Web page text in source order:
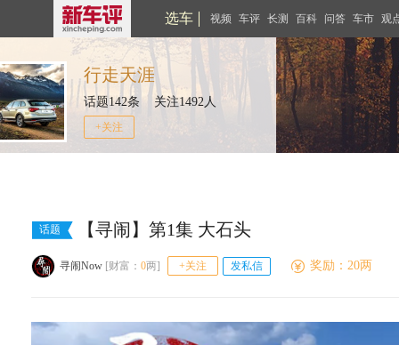
选车 视频 车评 长测 百科 问答 车市 观
行走天涯
话题142条 关注1492人
+关注
话题 【寻闹】第1集 大石头
寻闹Now [财富： 0两] +关注 发私信 奖励：20两